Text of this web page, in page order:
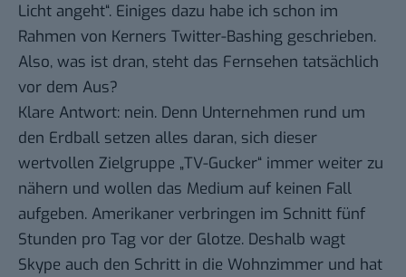
Licht angeht“. Einiges dazu habe ich schon im
Rahmen von Kerners Twitter-Bashing geschrieben.
Also, was ist dran, steht das Fernsehen tatsächlich
vor dem Aus?
Klare Antwort: nein. Denn Unternehmen rund um
den Erdball setzen alles daran, sich dieser
wertvollen Zielgruppe „TV-Gucker“ immer weiter zu
nähern und wollen das Medium auf keinen Fall
aufgeben. Amerikaner verbringen im Schnitt fünf
Stunden pro Tag vor der Glotze. Deshalb wagt
Skype auch den Schritt in die Wohnzimmer und hat